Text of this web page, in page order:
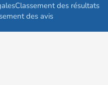
Classement des résultats
des avis